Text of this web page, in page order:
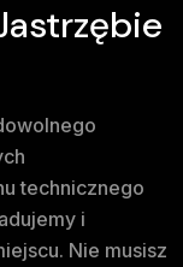
technicznego
i
Nie musisz